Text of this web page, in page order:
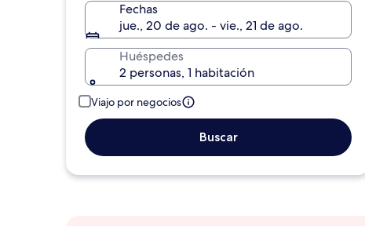
Fechas
jue., 20 de ago. - vie., 21 de ago.
Huéspedes
2 personas, 1 habitación
Viajo por negocios
Buscar